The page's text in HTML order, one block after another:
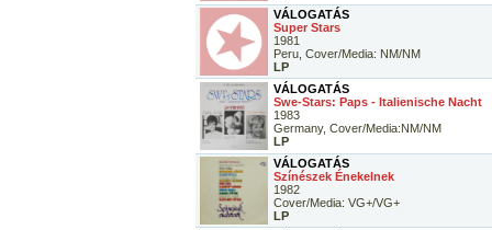
VÁLOGATÁS
Super Stars
1981
Peru, Cover/Media: NM/NM
LP
VÁLOGATÁS
Swe-Stars: Paps - Italienische Nacht
1983
Germany, Cover/Media:NM/NM
LP
VÁLOGATÁS
Színészek Énekelnek
1982
Cover/Media: VG+/VG+
LP